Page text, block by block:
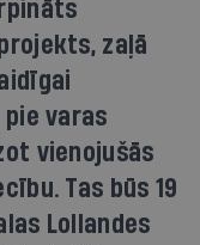
zaļā
varas
vienojušās
Tas būs 19
Lollandes